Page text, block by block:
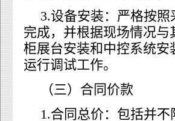
3.设备安装：严格按
完成，并根据现场情况
柜展台安装和中控系统
运行调试工作。
（三）合同价款
1.合同总价：包括并